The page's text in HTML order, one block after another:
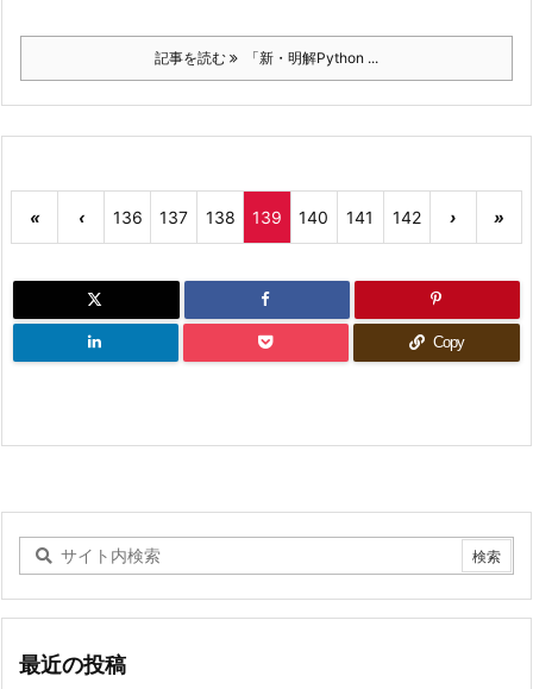
記事を読む 「新・明解Python ...
« ‹ 136 137 138 139 140 141 142 › »
Copy
最近の投稿